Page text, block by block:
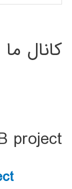
کانال
project